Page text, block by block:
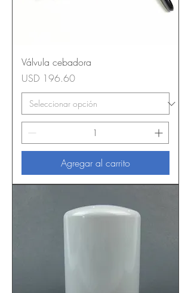
Válvula cebadora
Precio
USD 196.60
Agregar al carrito